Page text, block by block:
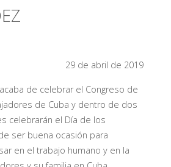
29 de abril de 2019
de celebrar el Congreso de
de Cuba y dentro de dos
celebrarán el Día de los
ser buena ocasión para
en el trabajo humano y en la